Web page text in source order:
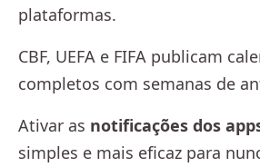
plataformas.
CBF, UEFA e FIFA publicam
completos com semanas de
Ativar as notificações dos
simples e mais eficaz para